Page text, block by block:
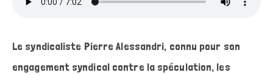
Le syndicaliste Pierre Alessandri, connu pour son
engagement syndical contre la spéculation, les